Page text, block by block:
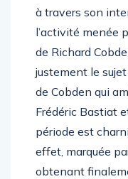
à travers son
l’activité menée
de Richard
justement le
de Cobden qui
Frédéric Bastiat
période est
effet, marquée
obtenant